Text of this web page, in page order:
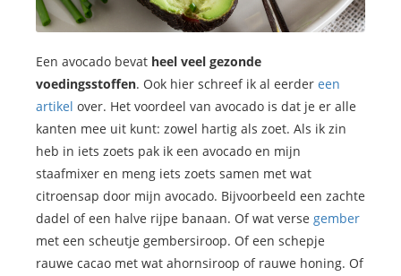
Een avocado bevat heel veel gezonde
voedingsstoffen. Ook hier schreef ik al eerder een
artikel over. Het voordeel van avocado is dat je er alle
kanten mee uit kunt: zowel hartig als zoet. Als ik zin
heb in iets zoets pak ik een avocado en mijn
staafmixer en meng iets zoets samen met wat
citroensap door mijn avocado. Bijvoorbeeld een zachte
dadel of een halve rijpe banaan. Of wat verse gember
met een scheutje gembersiroop. Of een schepje
rauwe cacao met wat ahornsiroop of rauwe honing. Of